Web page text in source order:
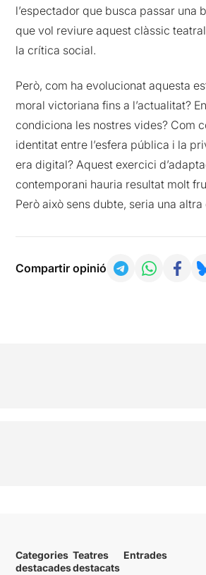
l’espectador que busca passar una
que vol reviure aquest clàssic
la crítica social.
Però, com ha evolucionat aquesta
moral victoriana fins a l’actualitat?
condiciona les nostres vides? Com
identitat entre l’esfera pública i la
era digital? Aquest exercici
contemporani hauria resultat molt
Però això sens dubte, seria una altra
Compartir opinió
Categories
destacades
Teatres
destacats
Entrades